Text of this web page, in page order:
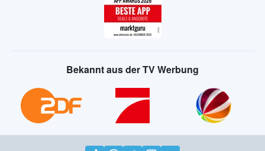
Bekannt aus der TV Werbung